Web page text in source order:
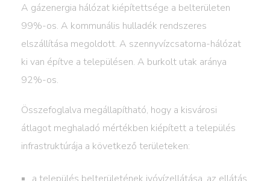
A gázenergia hálózat kiépítettsége a belterületen
99%-os. A kommunális hulladék rendszeres
elszállítása megoldott. A szennyvízcsatorna-hálózat
ki van építve a településen. A burkolt utak aránya
92%-os.
Összefoglalva megállapítható, hogy a kisvárosi
átlagot meghaladó mértékben kiépített a település
infrastruktúrája a következő területeken: